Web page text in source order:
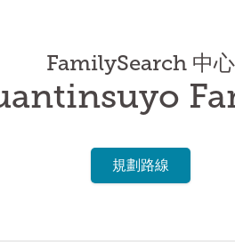
FamilySearch 中心
規劃路線